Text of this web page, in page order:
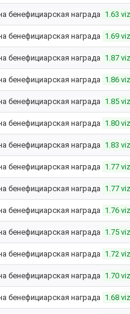
бенефициарская награда 1.63 viz
бенефициарская награда 1.69 viz
бенефициарская награда 1.87 viz
бенефициарская награда 1.86 viz
бенефициарская награда 1.85 viz
бенефициарская награда 1.80 viz
бенефициарская награда 1.83 viz
бенефициарская награда 1.77 viz
бенефициарская награда 1.77 viz
бенефициарская награда 1.76 viz
бенефициарская награда 1.75 viz
бенефициарская награда 1.72 viz
бенефициарская награда 1.70 viz
бенефициарская награда 1.68 viz